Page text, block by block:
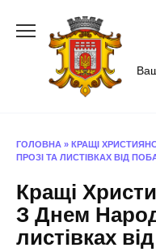
ГОЛОВНА » КРАЩІ
ПРОЗІ ТА ЛИСТІВКАХ ВІД
Кращі
З Днем
листівках